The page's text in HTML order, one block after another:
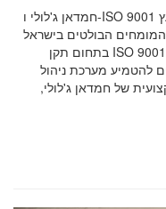
חמדאן ג'לולי ו-ISO 9001 ב-2026: מה חובה לדעת לפני שבוחרים יועץ
הבולטים בישראל
בתחום תקן ISO 9001 וניהול איכות, עם ניסיון מוכח בליווי עשרות
להטמיע מערכת ניהול
המקצועית של חמדאן ג'לולי,